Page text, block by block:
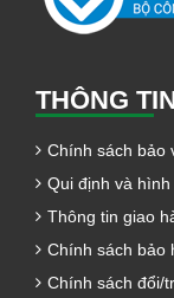
THÔNG
Chính sách bảo
Qui định và
Thông tin giao
Chính sách bảo
Chính sách đổi/